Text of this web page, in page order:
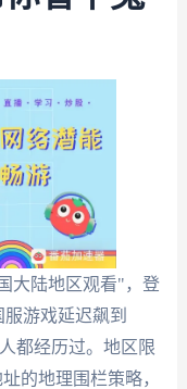
大陆地区观看"，登
游戏延迟飙到
都经历过。地区限
的地理围栏策略，